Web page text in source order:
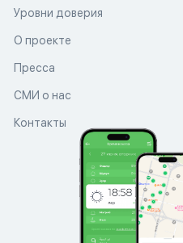
Уровни доверия
О проекте
Пресса
СМИ о нас
Контакты